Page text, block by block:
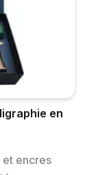
en
encres